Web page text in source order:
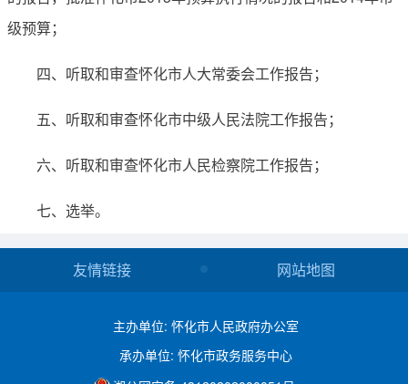
级预算；
四、听取和审查怀化市人大常委会工作报告；
五、听取和审查怀化市中级人民法院工作报告；
六、听取和审查怀化市人民检察院工作报告；
七、选举。
友情链接 网站地图
主办单位: 怀化市人民政府办公室
承办单位: 怀化市政务服务中心